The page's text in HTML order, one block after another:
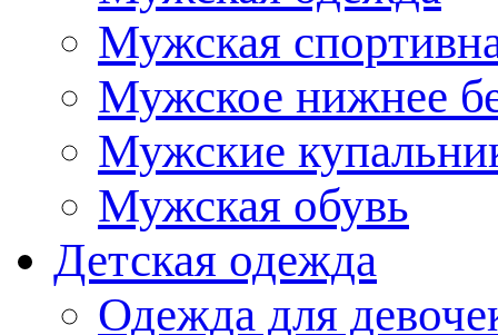
Мужская
Мужское нижнее
Мужские
Мужская обувь
Детская одежда
Одежда для